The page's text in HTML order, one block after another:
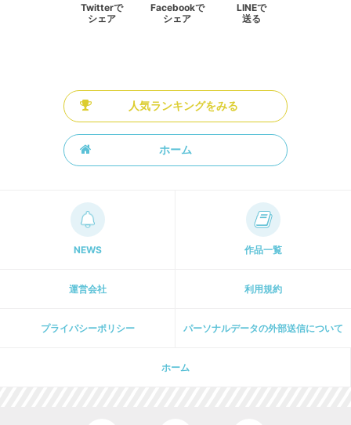
Twitterで
シェア
Facebookで
シェア
LINEで
送る
人気ランキングをみる
ホーム
NEWS 作品一覧
運営会社 利用規約
プライパシーポリシー パーソナルデータの外部送信について
ホーム